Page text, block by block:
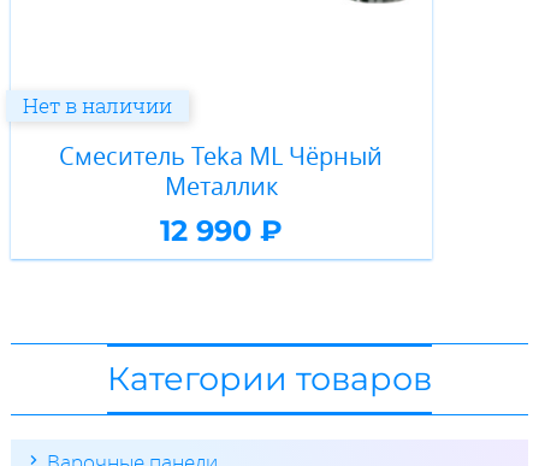
Смеситель Teka ML Чёрный
Металлик
12 990 ₽
Нет в наличии
Категории товаров